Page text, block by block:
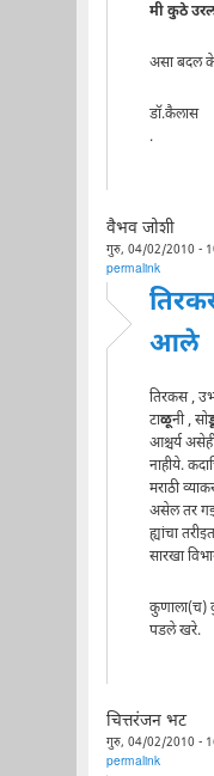
मी कुठे
असा बदल
डॉ.कैलास
.
वैभव जोशी
गुरु, 04/02/2010 -
permalink
आले
तिरकस ,
टाळूनी , सो
आश्चर्य
नाहीये.
मराठी
असेल तर
ह्यांचा
सारखा
कुणाला(च)
पडले खरे.
चित्तरंजन भट
गुरु, 04/02/2010 -
permalink